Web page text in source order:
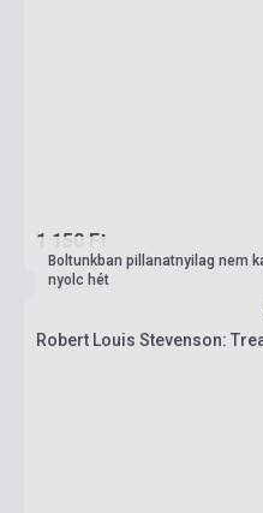
1 150 Ft
Boltunkban pillanatnyilag nem
nyolc hét
Robert Louis Stevenson: